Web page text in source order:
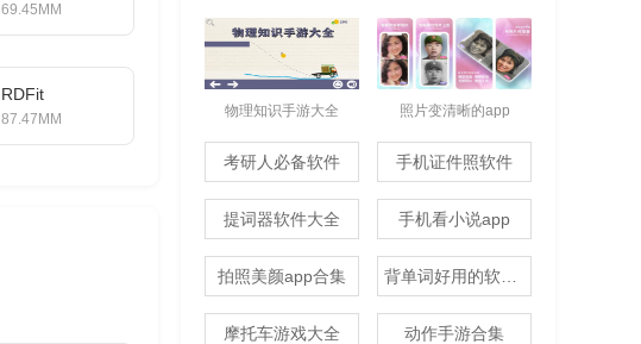
69.45MM
RDFit
87.47MM 物理知识手游大全 照片变清晰的app
考研人必备软件 手机证件照软件
提词器软件大全 手机看小说app
拍照美颜app合集
摩托车游戏大全 动作手游合集